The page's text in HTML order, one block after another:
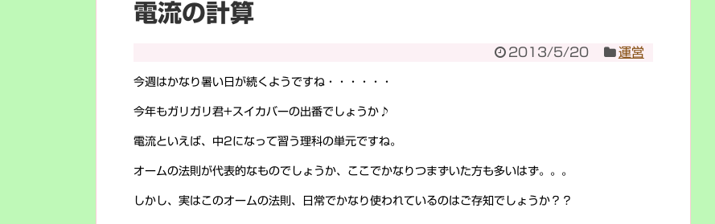
電流の計算
2013/5/20 運営
今週はかなり暑い日が続くようですね・・・・・・
今年もガリガリ君+スイカバーの出番でしょうか♪
電流といえば、中2になって習う理科の単元ですね。
オームの法則が代表的なものでしょうか、ここでかなりつまずいた方も多いはず。。。
しかし、実はこのオームの法則、日常でかなり使われているのはご存知でしょうか？？